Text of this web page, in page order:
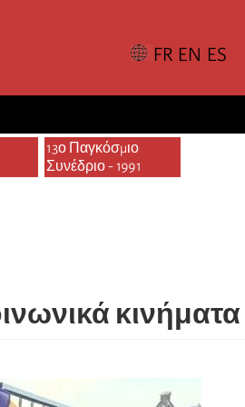
13ο Παγκόσμιο
Συνέδριο - 1991
κινήματα